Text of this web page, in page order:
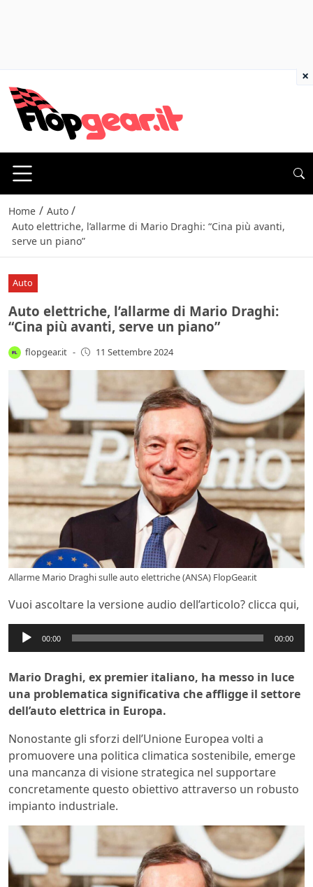
Home / Auto /
Auto elettriche, l’allarme di Mario Draghi: “Cina più avanti,
serve un piano”
Auto
Auto elettriche, l’allarme di Mario Draghi:
“Cina più avanti, serve un piano”
flopgear.it - 11 Settembre 2024
Allarme Mario Draghi sulle auto elettriche (ANSA) FlopGear.it
Vuoi ascoltare la versione audio dell’articolo? clicca qui,
Audio
Player
00:00 00:00
Mario Draghi, ex premier italiano, ha messo in luce
una problematica significativa che affligge il settore
dell’auto elettrica in Europa.
Nonostante gli sforzi dell’Unione Europea volti a
promuovere una politica climatica sostenibile, emerge
una mancanza di visione strategica nel supportare
concretamente questo obiettivo attraverso un robusto
impianto industriale.
×